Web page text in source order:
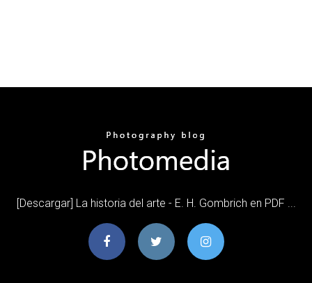
[Descargar] La historia del arte - E. H. Gombrich en PDF ...